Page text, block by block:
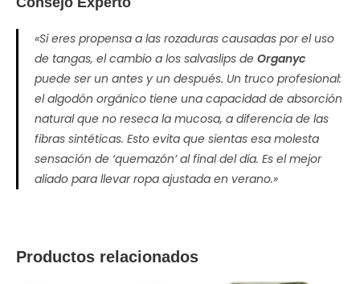
«Si eres propensa a las rozaduras causadas por el uso
de tangas, el cambio a los salvaslips de Organyc
puede ser un antes y un después. Un truco profesional:
el algodón orgánico tiene una capacidad de absorción
natural que no reseca la mucosa, a diferencia de las
fibras sintéticas. Esto evita que sientas esa molesta
sensación de ‘quemazón’ al final del día. Es el mejor
aliado para llevar ropa ajustada en verano.»
Productos relacionados